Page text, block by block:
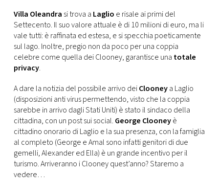
Villa Oleandra si trova a Laglio e risale ai primi del
Settecento. Il suo valore attuale è di 10 milioni di euro, ma li
vale tutti: è raffinata ed estesa, e si specchia poeticamente
sul lago. Inoltre, pregio non da poco per una coppia
celebre come quella dei Clooney, garantisce una totale
privacy.
A dare la notizia del possibile arrivo deiClooneya Laglio
(disposizioni anti virus permettendo, visto che la coppia
sarebbe in arrivo dagli Stati Uniti) è stato il sindaco della
cittadina, con un post sui social. George Clooneyè
cittadino onorario di Laglio e la sua presenza, con la famiglia
al completo (George e Amal sono infatti genitori di due
gemelli, Alexander ed Ella) è un grande incentivo per il
turismo. Arriveranno i Clooney quest’anno? Staremo a
vedere…